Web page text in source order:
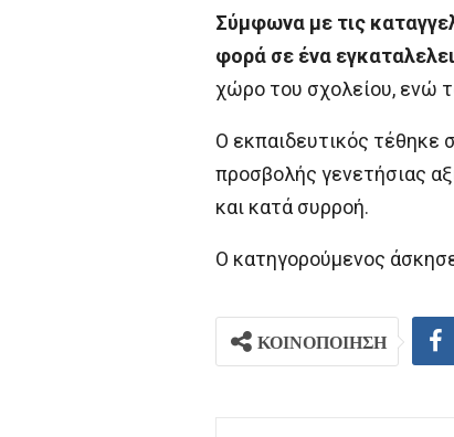
Σύμφωνα με τις
φορά σε ένα
χώρο του σχολείου, ενώ
Ο εκπαιδευτικός τέθηκε
προσβολής γενετήσιας
και κατά συρροή.
Ο κατηγορούμενος
ΚΟΙΝΟΠΟΙΗΣΗ